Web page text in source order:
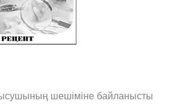
шешіміне байланысты